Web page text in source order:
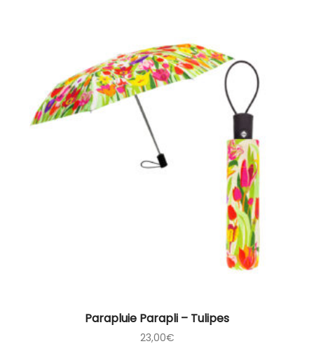
Parapluie Parapli – Tulipes
23,00€